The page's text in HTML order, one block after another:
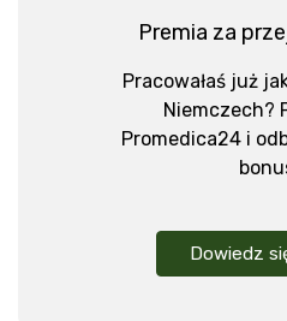
Premia za
Pracowałaś już
Niemczech?
Promedica24 i
Dowiedz